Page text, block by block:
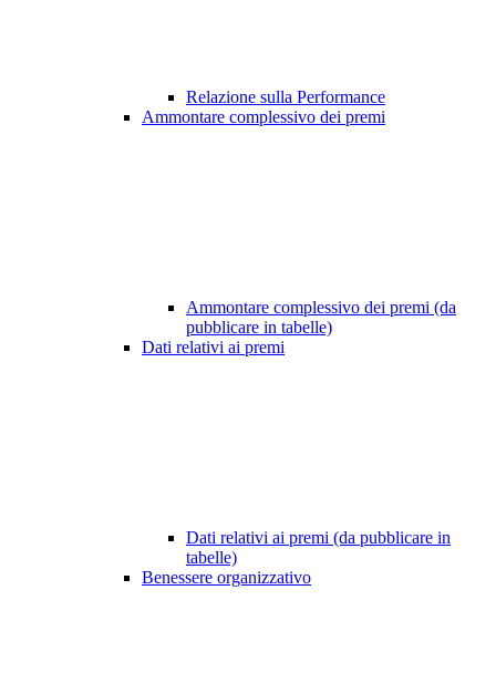
Relazione sulla Performance
Ammontare complessivo dei premi
Ammontare complessivo dei premi (da
pubblicare in tabelle)
Dati relativi ai premi
Dati relativi ai premi (da pubblicare in
tabelle)
Benessere organizzativo